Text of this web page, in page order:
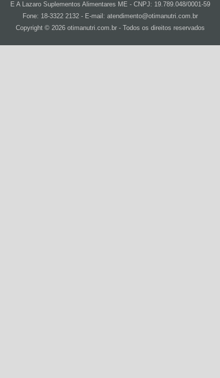
E A Lazaro Suplementos Alimentares ME - CNPJ: 19.789.048/0001-59
Fone: 18-3322 2132 - E-mail: atendimento@otimanutri.com.br
Copyright © 2026 otimanutri.com.br - Todos os direitos reservados